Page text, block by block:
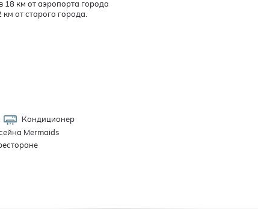
18 км от аэропорта города
от старого города.
Кондиционер
Mermaids